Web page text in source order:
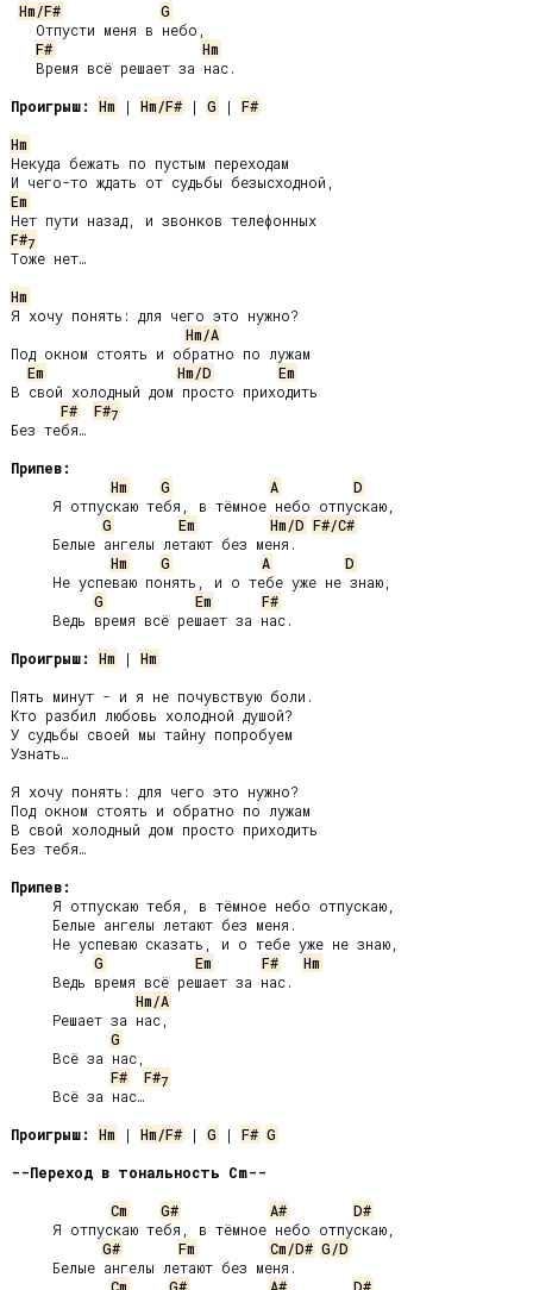
Hm/F#
G
F#
Hm
Проигрыш:
Hm | Hm/F# | G | F#
Hm
Некуда бежать по пустым переходам
Em
F#7
Тоже нет…
Hm
Я хочу понять: для чего это нужно?
Hm/A
Под окном стоять и обратно по лужам
Em
Hm/D
Em
В свой холодный дом просто приходить
F#
F#7
Без тебя…
Припев:
Hm
G A
D
G
Em Hm/D F#/C#
Hm
G A
D
G
Em
F#
Проигрыш:
Hm | Hm
Пять минут - и я не почувствую боли.
Кто разбил любовь холодной душой?
У судьбы своей мы тайну попробуем
Узнать…
Я хочу понять: для чего это нужно?
Под окном стоять и обратно по лужам
В свой холодный дом просто приходить
Без тебя…
Припев:
G
Em F#
Hm
Hm/A
G
F#
F#7
Проигрыш:
Hm | Hm/F# | G | F# G
--Переход в тональность Cm--
Cm
G# A#
D#
G#
Fm Cm/D# G/D